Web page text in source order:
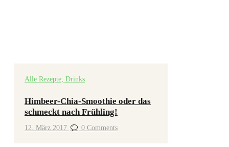
Alle Rezepte, Drinks
Himbeer-Chia-Smoothie oder das
schmeckt nach Frühling!
12. März 2017 0 Comments